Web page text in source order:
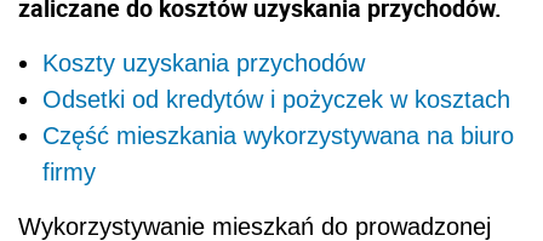
zaliczane do kosztów uzyskania przychodów.
Koszty uzyskania przychodów
Odsetki od kredytów i pożyczek w kosztach
Część mieszkania wykorzystywana na biuro
firmy
Wykorzystywanie mieszkań do prowadzonej